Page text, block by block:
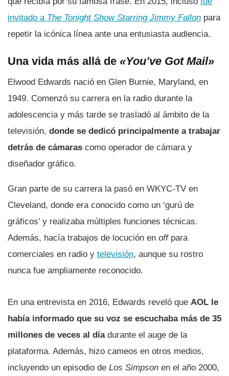
invitado a The Tonight Show Starring Jimmy Fallon para
repetir la icónica línea ante una entusiasta audiencia.
Una vida más allá de «You’ve Got Mail»
Elwood Edwards nació en Glen Burnie, Maryland, en
1949. Comenzó su carrera en la radio durante la
adolescencia y más tarde se trasladó al ámbito de la
televisión, donde se dedicó principalmente a trabajar
detrás de cámaras como operador de cámara y
diseñador gráfico.
Gran parte de su carrera la pasó en WKYC-TV en
Cleveland, donde era conocido como un ‘gurú de
gráficos’ y realizaba múltiples funciones técnicas.
Además, hacía trabajos de locución en offpara
comerciales en radio y televisión, aunque su rostro
nunca fue ampliamente reconocido.
En una entrevista en 2016, Edwards reveló que AOL le
había informado que su voz se escuchaba más de 35
millones de veces al díadurante el auge de la
plataforma. Además, hizo cameos en otros medios,
incluyendo un episodio de Los Simpson en el año 2000,